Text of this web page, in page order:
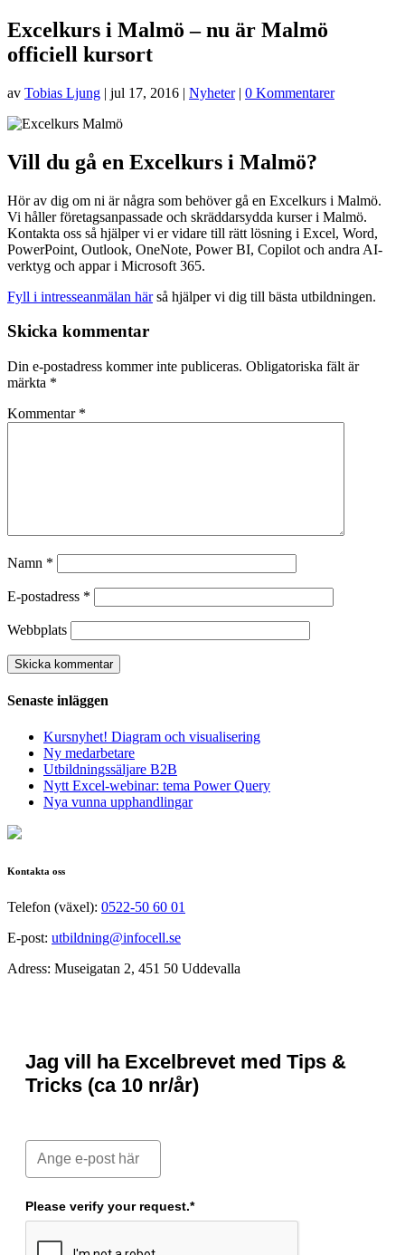
Excelkurs i Malmö – nu är Malmö
officiell kursort
av Tobias Ljung | jul 17, 2016 | Nyheter| 0 Kommentarer
Vill du gå en Excelkurs i Malmö?
Hör av dig om ni är några som behöver gå en Excelkurs i Malmö.
Vi håller företagsanpassade och skräddarsydda kurser i Malmö.
Kontakta oss så hjälper vi er vidare till rätt lösning i Excel, Word,
PowerPoint, Outlook, OneNote, Power BI, Copilot och andra AI-
verktyg och appar i Microsoft 365.
Fyll i intresseanmälan härså hjälper vi dig till bästa utbildningen.
Skicka kommentar
Din e-postadress kommer inte publiceras. Obligatoriska fält är
märkta *
Kommentar *
Namn *
E-postadress *
Webbplats
Senaste inläggen
Kursnyhet! Diagram och visualisering
Ny medarbetare
Utbildningssäljare B2B
Nytt Excel-webinar: tema Power Query
Nya vunna upphandlingar
Kontakta oss
Telefon (växel): 0522-50 60 01
E-post: utbildning@infocell.se
Adress: Museigatan 2, 451 50 Uddevalla
Jag vill ha Excelbrevet med Tips &
Tricks (ca 10 nr/år)
Please verify your request.*